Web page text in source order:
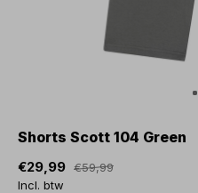
Shorts Scott 104 Green
€29,99 €59,99
Incl. btw